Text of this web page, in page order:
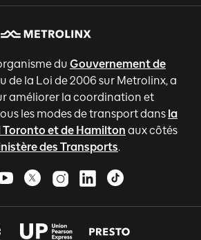
du Gouvernement de
de la Loi de 2006 sur Metrolinx, a
améliorer la coordination et
les modes de transport dans la
Toronto et de Hamilton aux côtés
des Transports.